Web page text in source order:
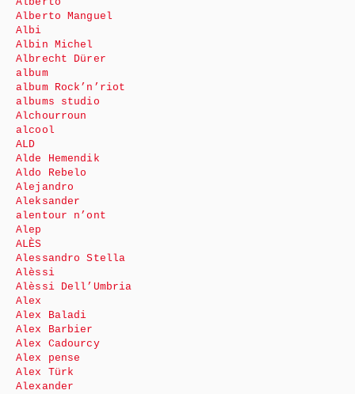
Alberto Manguel
Albi
Albin Michel
Albrecht Dürer
album
album Rock’n’riot
albums studio
Alchourroun
alcool
ALD
Alde Hemendik
Aldo Rebelo
Alejandro
Aleksander
alentour n’ont
Alep
ALÈS
Alessandro Stella
Alèssi
Alèssi Dell’Umbria
Alex
Alex Baladi
Alex Barbier
Alex Cadourcy
Alex pense
Alex Türk
Alexander